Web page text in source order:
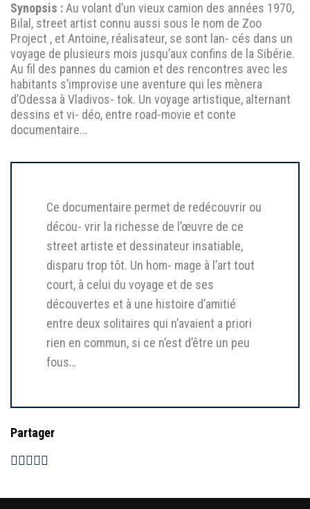
Synopsis :Au volant d’un vieux camion des années 1970,
Bilal, street artist connu aussi sous le nom de Zoo
Project , et Antoine, réalisateur, se sont lan- cés dans un
voyage de plusieurs mois jusqu’aux confins de la Sibérie.
Au fil des pannes du camion et des rencontres avec les
habitants s’improvise une aventure qui les mènera
d’Odessa à Vladivos- tok. Un voyage artistique, alternant
dessins et vi- déo, entre road-movie et conte
documentaire...
Ce documentaire permet de redécouvrir ou
décou- vrir la richesse de l’œuvre de ce
street artiste et dessinateur insatiable,
disparu trop tôt. Un hom- mage à l’art tout
court, à celui du voyage et de ses
découvertes et à une histoire d’amitié
entre deux solitaires qui n’avaient a priori
rien en commun, si ce n’est d’être un peu
fous…
Partager